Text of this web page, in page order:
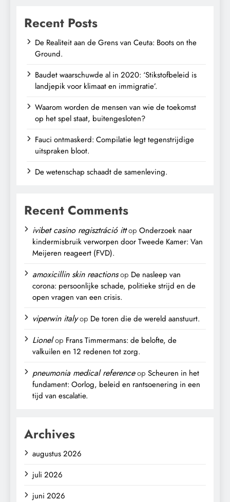
Recent Posts
De Realiteit aan de Grens van Ceuta: Boots on the
Ground.
Baudet waarschuwde al in 2020: ‘Stikstofbeleid is
landjepik voor klimaat en immigratie’.
Waarom worden de mensen van wie de toekomst
op het spel staat, buitengesloten?
Fauci ontmaskerd: Compilatie legt tegenstrijdige
uitspraken bloot.
De wetenschap schaadt de samenleving.
Recent Comments
ivibet casino regisztráció ittop Onderzoek naar
kindermisbruik verworpen door Tweede Kamer: Van
Meijeren reageert (FVD).
amoxicillin skin reactionsop De nasleep van
corona: persoonlijke schade, politieke strijd en de
open vragen van een crisis.
viperwin italyop De toren die de wereld aanstuurt.
Lionelop Frans Timmermans: de belofte, de
valkuilen en 12 redenen tot zorg.
pneumonia medical referenceop Scheuren in het
fundament: Oorlog, beleid en rantsoenering in een
tijd van escalatie.
Archives
augustus 2026
juli 2026
juni 2026